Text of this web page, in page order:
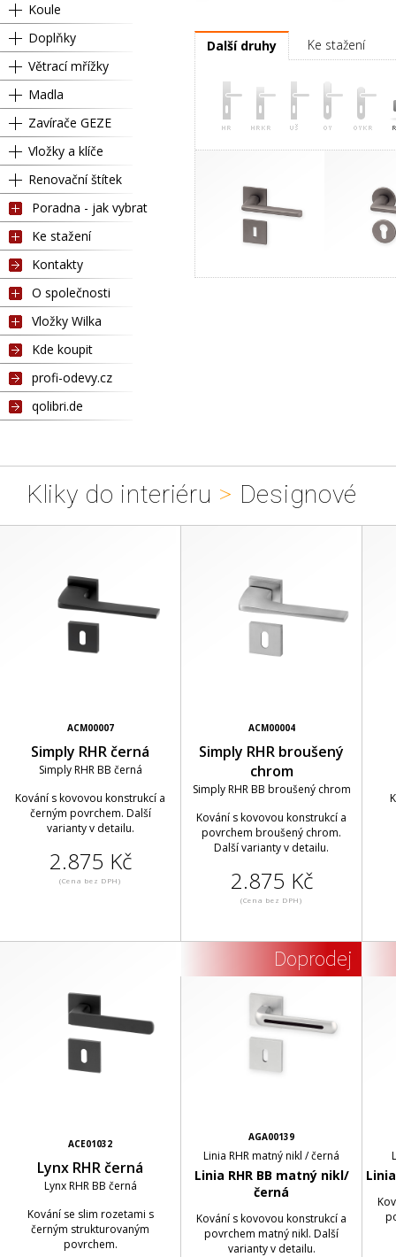
Koule
Doplňky
Větrací mřížky
Madla
Zavírače GEZE
Vložky a klíče
Renovační štítek
Poradna - jak vybrat
Ke stažení
Kontakty
O společnosti
Vložky Wilka
Kde koupit
profi-odevy.cz
qolibri.de
Další druhy Ke stažení
Kliky do interiéru > Designové
ACM00007
Simply RHR černá
Simply RHR BB černá
Kování s kovovou konstrukcí a
černým povrchem. Další
varianty v detailu.
2.875 Kč
(Cena bez DPH)
ACM00004
Simply RHR broušený
chrom
Simply RHR BB broušený chrom
Kování s kovovou konstrukcí a
povrchem broušený chrom.
Další varianty v detailu.
2.875 Kč
(Cena bez DPH)
ACE01032
Lynx RHR černá
Lynx RHR BB černá
Kování se slim rozetami s
černým strukturovaným
povrchem.
Doprodej
AGA00139
Linia RHR matný nikl / černá
Linia RHR BB matný nikl/
černá
Kování s kovovou konstrukcí a
povrchem matný nikl. Další
varianty v detailu.